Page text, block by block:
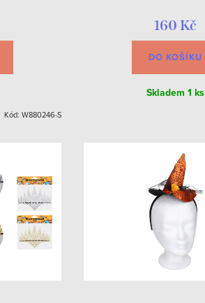
Kód: W880246-S
160 Kč
DO KOŠÍKU
Skladem 1 ks